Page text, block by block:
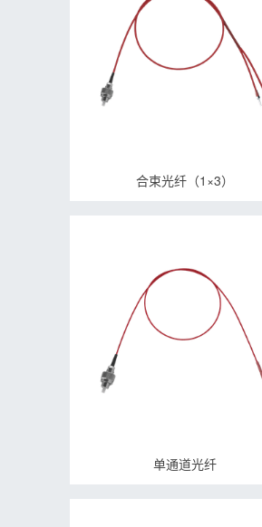
合束光纤（1×3）
单通道光纤